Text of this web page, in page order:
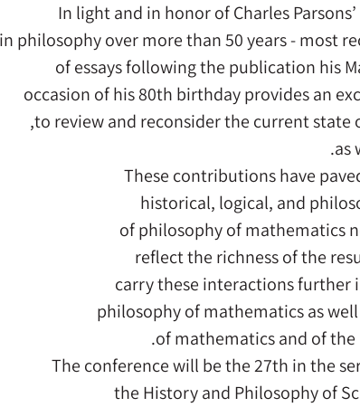
In light and in honor of Charles
in philosophy over more than 50 years - most
of essays following the publication his
occasion of his 80th birthday provides an
to review and reconsider the current
as
These contributions have
historical, logical, and
of philosophy of mathematics
reflect the richness of the
carry these interactions
philosophy of mathematics as
of mathematics and of
The conference will be the 27th in the
the History and Philosophy of